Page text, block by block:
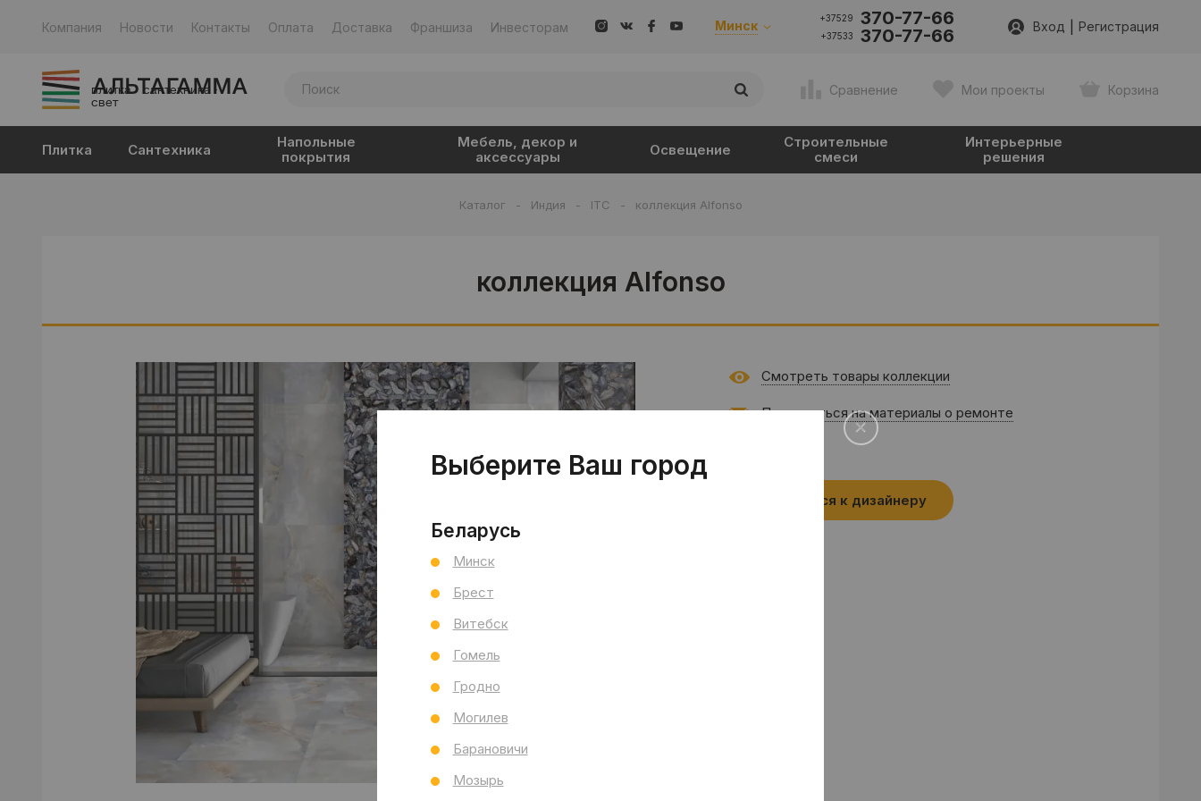
Компания Новости Контакты Оплата Доставка Франшиза Инвесторам Минск +37529 370-77-66
+37533 370-77-66 Вход Регистрация
плитка · сантехника ·
свет
Сравнение Мои проекты Корзина
Плитка Сантехника
Напольные
покрытия
Мебель, декор и
аксессуары
Освещение
Строительные
смеси
Интерьерные
решения
Каталог - Индия - ITC - коллекция Alfonso
коллекция Alfonso
Смотреть товары коллекции
Подписаться на материалы о ремонте
Записаться к дизайнеру
Выберите Ваш город
Беларусь
Минск
Брест
Витебск
Гомель
Гродно
Могилев
Барановичи
Мозырь